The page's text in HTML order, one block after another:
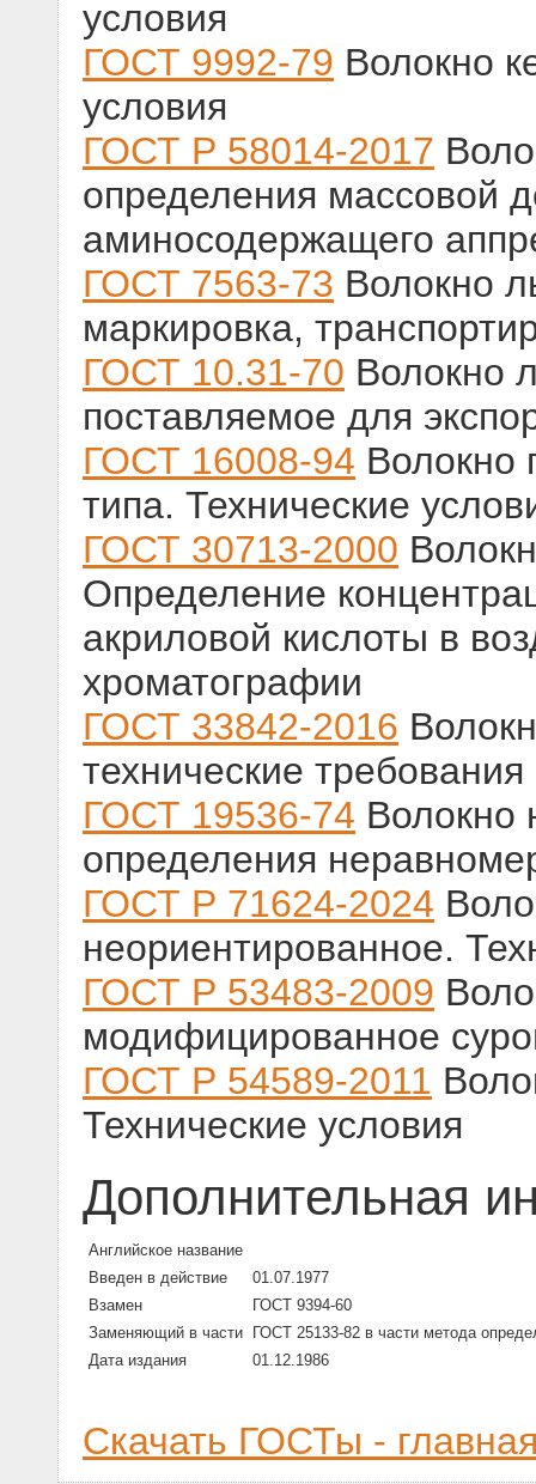
условия
ГОСТ 9992-79 Волокно
условия
ГОСТ Р 58014-2017
определения массовой
аминосодержащего
ГОСТ 7563-73 Волокно
маркировка,
ГОСТ 10.31-70 Волокно
поставляемое для
ГОСТ 16008-94 Волокно
типа. Технические
ГОСТ 30713-2000
Определение
акриловой кислоты в
хроматографии
ГОСТ 33842-2016
технические
ГОСТ 19536-74 Волокно
определения
ГОСТ Р 71624-2024
неориентированное.
ГОСТ Р 53483-2009
модифицированное
ГОСТ Р 54589-2011
Технические условия
Дополнительная
Английское название
Введен в действие
01.07.1977
Взамен
ГОСТ 9394-60
Заменяющий в части
ГОСТ 25133-82 в части метода
Дата издания
01.12.1986
Скачать ГОСТы -